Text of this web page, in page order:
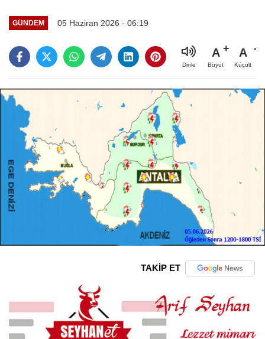
GÜNDEM 05 Haziran 2026 - 06:19
Dinle
A
Büyüt
A
Küçült
TAKİP ET